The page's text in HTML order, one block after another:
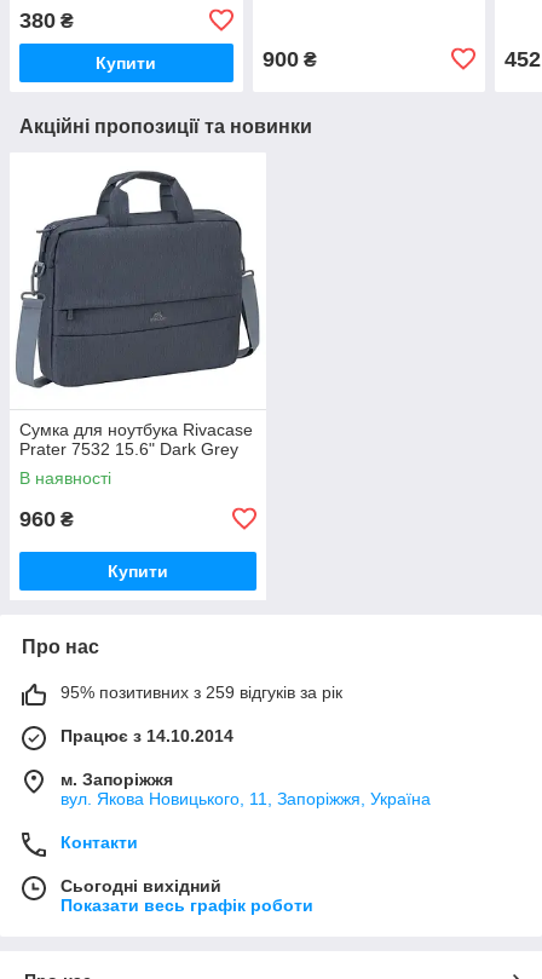
380 ₴
Купити 900₴ 452
Акційні пропозиції та новинки
Сумка для ноутбука Rivacase
Prater 7532 15.6" Dark Grey
В наявності
960 ₴
Купити
Про нас
95% позитивних з 259 відгуків за рік
Працює з 14.10.2014
м. Запоріжжя
вул. Якова Новицького, 11, Запоріжжя, Україна
Контакти
Сьогодні вихідний
Показати весь графік роботи